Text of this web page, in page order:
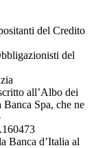
del Credito
del
all’Albo dei
Spa, che ne
Banca d’Italia al